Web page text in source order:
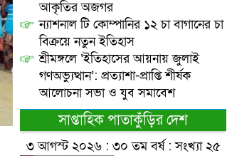
আকৃতির অজগর
ন্যাশনাল টি কোম্পানির ১২ চা বাগানের চা
বিক্রয়ে নতুন ইতিহাস
শ্রীমঙ্গলে ‘ইতিহাসের আয়নায় জুলাই
গণঅভ্যুত্থান’: প্রত্যাশা-প্রাপ্তি শীর্ষক
আলোচনা সভা ও যুব সমাবেশ
সাপ্তাহিক পাতাকুঁড়ির দেশ
৩ আগস্ট ২০২৬ : ৩০ তম বর্ষ : সংখ্যা ২৫